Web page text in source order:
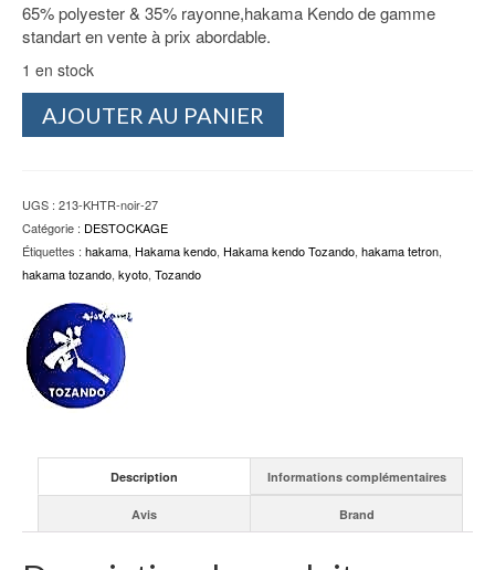
initial
était :
actuel
est :
65% polyester & 35% rayonne,hakama Kendo de gamme
standart en vente à prix abordable.
1 en stock
quantité
Tetron
standart
noir
taille
Tozando
AJOUTER AU PANIER
UGS : 213-KHTR-noir-27
Catégorie : DESTOCKAGE
Étiquettes : hakama, Hakama kendo, Hakama kendo Tozando, hakama tetron,
hakama tozando, kyoto, Tozando
Description Informations complémentaires
Avis Brand